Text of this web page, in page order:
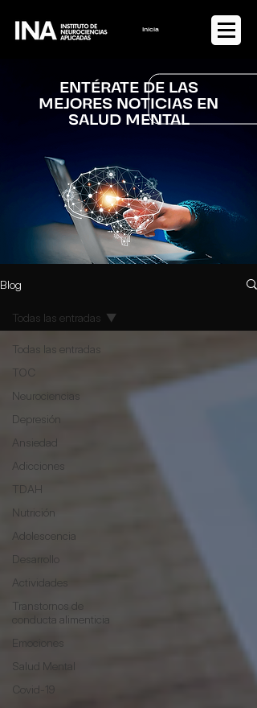
Iniciar sesión
ENTÉRATE DE LAS
MEJORES NOTICIAS EN
SALUD MENTAL
Blog
Todas las entradas
TOC
Neurociencias
Depresión
Ansiedad
Adicciones
TDAH
Nutrición
Adolescencia
Desarrollo
Actividades
Transtornos de
conducta alimenticia
Emociones
Salud Mental
Covid-19
Todas las entradas